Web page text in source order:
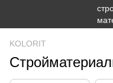
KOLORIT